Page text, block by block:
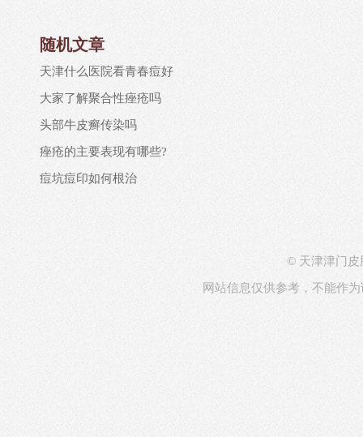
随机文章
天津什么医院看青春痘好
大家了解聚合性痤疮吗
头部牛皮癣传染吗
痤疮的主要表现有哪些?
痘坑痘印如何根治
© 天津津门皮
网站信息仅供参考，不能作